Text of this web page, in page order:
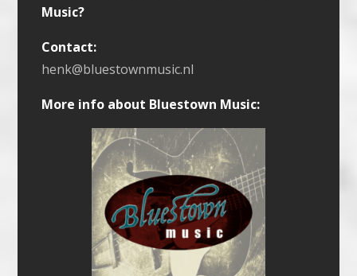
Music?
Contact:
henk@bluestownmusic.nl
More info about Bluestown Music: